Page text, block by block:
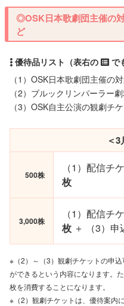
◎OSK日本歌劇団主催の
ど
（1）OSK日本歌劇団主催の
（2）ブルックリンパーラー
（3）OSK自主公演の観劇チ
＜3
500株
（1）配信チ
枚
3,000株
（1）配信チ
枚 ＋ （3）
※（2）～（3）観劇チケットの申
ができるという内容になります。
枚を消費することになります。
※（2）観劇チケットは、優待案内